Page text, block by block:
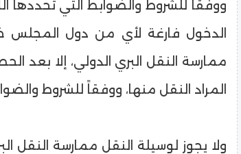
ووفقاً للشروط والضوابط التي تحددها
الدخول فارغة لأي من دول المجلس
ممارسة النقل البري الدولي، إلا بعد
المراد النقل منها، ووفقاً للشروط
ولا يجوز لوسيلة النقل ممارسة النقل